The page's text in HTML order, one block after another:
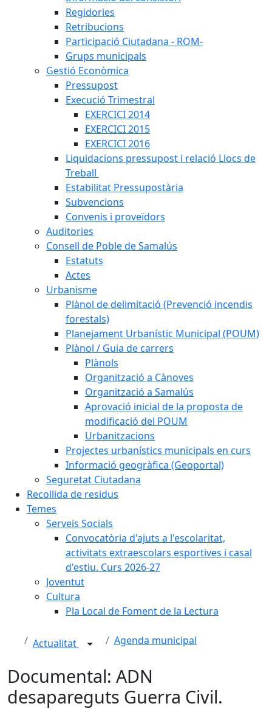
Regidories
Retribucions
Participació Ciutadana - ROM-
Grups municipals
Gestió Econòmica
Pressupost
Execució Trimestral
EXERCICI 2014
EXERCICI 2015
EXERCICI 2016
Liquidacions pressupost i relació Llocs de
Treball
Estabilitat Pressupostària
Subvencions
Convenis i proveïdors
Auditories
Consell de Poble de Samalús
Estatuts
Actes
Urbanisme
Plànol de delimitació (Prevenció incendis
forestals)
Planejament Urbanístic Municipal (POUM)
Plànol / Guia de carrers
Plànols
Organització a Cànoves
Organització a Samalús
Aprovació inicial de la proposta de
modificació del POUM
Urbanitzacions
Projectes urbanístics municipals en curs
Informació geogràfica (Geoportal)
Seguretat Ciutadana
Recollida de residus
Temes
Serveis Socials
Convocatòria d'ajuts a l'escolaritat,
activitats extraescolars esportives i casal
d'estiu. Curs 2026-27
Joventut
Cultura
Pla Local de Foment de la Lectura
Actualitat Agenda municipal
Documental: ADN
desapareguts Guerra Civil.